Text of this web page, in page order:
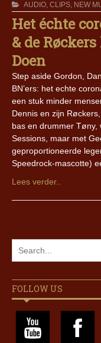
AUDIO, CLIPS, NEW
Het échte
& de
Doen
Step aside Gordon,
BN’ers: het echte
een stuk minder
Dennis en zijn
bas en drummer Tøny,
Sessions, maar met
geproportioneerde
Speedrock-mascotte)
Lees verder..
FOLLOW US